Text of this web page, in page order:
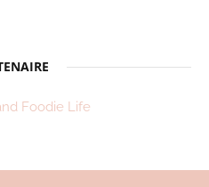
Foodie Life